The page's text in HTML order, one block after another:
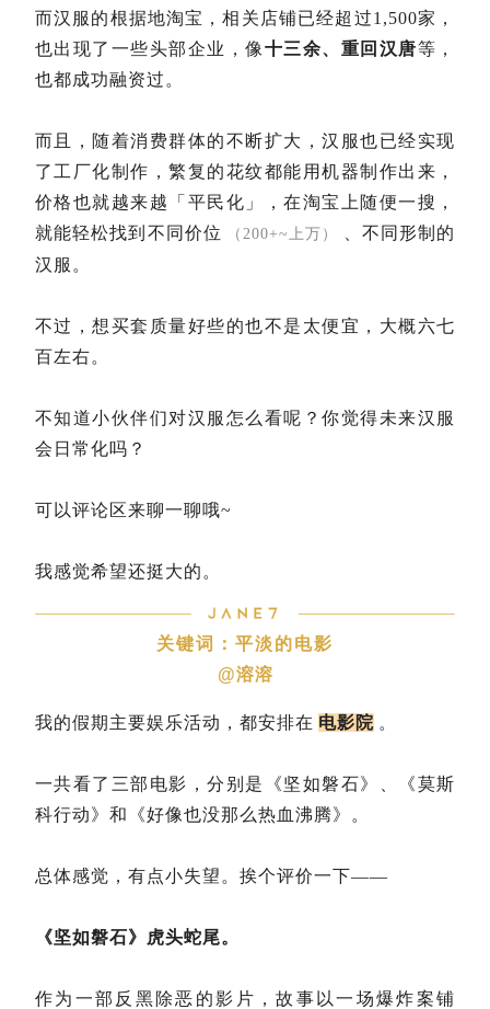
而汉服的根据地淘宝，相关店铺已经超过1,500家，
也出现了一些头部企业，像十三余、重回汉唐等，
也都成功融资过。
而且，随着消费群体的不断扩大，汉服也已经实现
了工厂化制作，繁复的花纹都能用机器制作出来，
价格也就越来越「平民化」，在淘宝上随便一搜，
就能轻松找到不同价位
（200+~上万）
、不同形制的
汉服。
不过，想买套质量好些的也不是太便宜，大概六七
百左右。
不知道小伙伴们对汉服怎么看呢？你觉得未来汉服
会日常化吗？
可以评论区来聊一聊哦~
我感觉希望还挺大的。
关键词：平淡的电影
@溶溶
我的假期主要娱乐活动，都安排在 电影院 。
一共看了三部电影，分别是《坚如磐石》、《莫斯
科行动》和《好像也没那么热血沸腾》。
总体感觉，有点小失望。挨个评价一下——
《坚如磐石》虎头蛇尾。
作为一部反黑除恶的影片，故事以一场爆炸案铺